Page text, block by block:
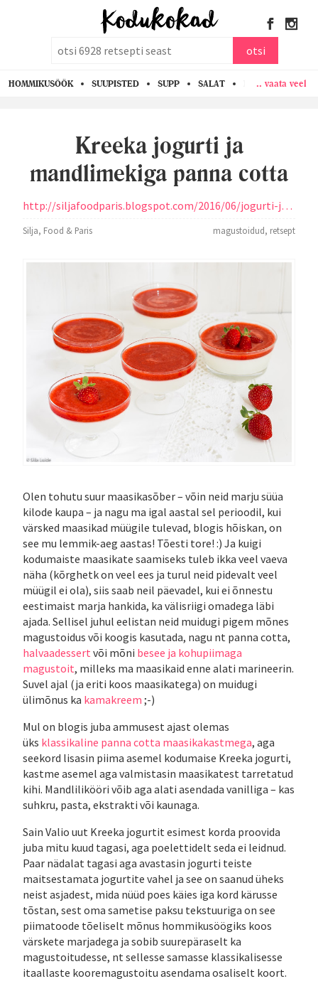
otsi
HOMMIKUSÖÖK SUUPISTED SUPP SALAT PASTA KANA
.. vaata veel
Kreeka jogurti ja
mandlimekiga panna cotta
http://siljafoodparis.blogspot.com/2016/06/jogurti-ja-mandlimekiga-panna-cotta.html
Silja, Food & Paris magustoidud, retsept
Olen tohutu suur maasikasõber – võin neid marju süüa
kilode kaupa – ja nagu ma igal aastal sel perioodil, kui
värsked maasikad müügile tulevad, blogis hõiskan, on
see mu lemmik-aeg aastas! Tõesti tore! :) Ja kuigi
kodumaiste maasikate saamiseks tuleb ikka veel vaeva
näha (kõrghetk on veel ees ja turul neid pidevalt veel
müügil ei ola), siis saab neil päevadel, kui ei õnnestu
eestimaist marja hankida, ka välisriigi omadega läbi
ajada. Sellisel juhul eelistan neid muidugi pigem mõnes
magustoidus või koogis kasutada, nagu nt panna cotta,
halvaadessert või mõni besee ja kohupiimaga
magustoit, milleks ma maasikaid enne alati marineerin.
Suvel ajal (ja eriti koos maasikatega) on muidugi
ülimõnus ka kamakreem ;-)
Mul on blogis juba ammusest ajast olemas
üks klassikaline panna cotta maasikakastmega, aga
seekord lisasin piima asemel kodumaise Kreeka jogurti,
kastme asemel aga valmistasin maasikatest tarretatud
kihi. Mandlilikööri võib aga alati asendada vanilliga – kas
suhkru, pasta, ekstrakti või kaunaga.
Sain Valio uut Kreeka jogurtit esimest korda proovida
juba mitu kuud tagasi, aga poelettidelt seda ei leidnud.
Paar nädalat tagasi aga avastasin jogurti teiste
maitsestamata jogurtite vahel ja see on saanud üheks
neist asjadest, mida nüüd poes käies iga kord kärusse
tõstan, sest oma sametise paksu tekstuuriga on see
piimatoode tõeliselt mõnus hommikusöögiks koos
värskete marjadega ja sobib suurepäraselt ka
magustoitudesse, nt sellesse samasse klassikalisesse
itaallaste kooremagustoitu asendama osaliselt koort.